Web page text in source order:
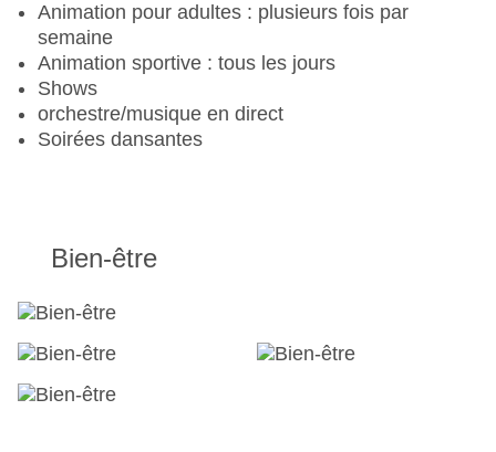
Animation pour adultes : plusieurs fois par
semaine
Animation sportive : tous les jours
Shows
orchestre/musique en direct
Soirées dansantes
Bien-être